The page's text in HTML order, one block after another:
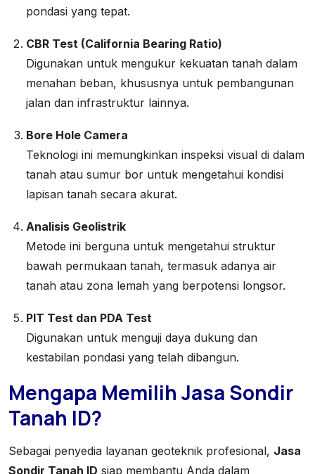
pondasi yang tepat.
CBR Test (California Bearing Ratio)
Digunakan untuk mengukur kekuatan tanah dalam
menahan beban, khususnya untuk pembangunan
jalan dan infrastruktur lainnya.
Bore Hole Camera
Teknologi ini memungkinkan inspeksi visual di dalam
tanah atau sumur bor untuk mengetahui kondisi
lapisan tanah secara akurat.
Analisis Geolistrik
Metode ini berguna untuk mengetahui struktur
bawah permukaan tanah, termasuk adanya air
tanah atau zona lemah yang berpotensi longsor.
PIT Test dan PDA Test
Digunakan untuk menguji daya dukung dan
kestabilan pondasi yang telah dibangun.
Mengapa Memilih Jasa Sondir
Tanah ID?
Sebagai penyedia layanan geoteknik profesional, Jasa
Sondir Tanah ID siap membantu Anda dalam